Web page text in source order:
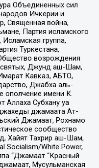
Объединенных сил
Ичкерии и
Священная война,
Партия исламского
группа,
Туркестана,
возрождения
святых, Джунд аш-Шам,
Кавказ, АБТО,
Джабха аль-
ополчение имени К.
Аллаха Субхану уа
джамаата Ат-
Джамаат, Рохнамо
сообщество
Хайят Тахрир аш-Шам,
Socialism/White Power,
“Джамаат “Красный
Мусульманская